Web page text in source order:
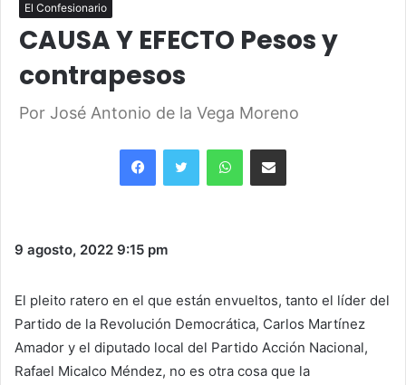
El Confesionario
CAUSA Y EFECTO Pesos y
contrapesos
Por José Antonio de la Vega Moreno
FacebookTwitter WhatsAppShare via Email
9 agosto, 2022 9:15 pm
El pleito ratero en el que están envueltos, tanto el líder del
Partido de la Revolución Democrática, Carlos Martínez
Amador y el diputado local del Partido Acción Nacional,
Rafael Micalco Méndez, no es otra cosa que la